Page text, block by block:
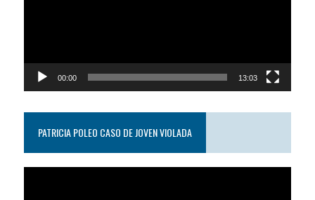
00:00 13:03
PATRICIA POLEO CASO DE JOVEN VIOLADA